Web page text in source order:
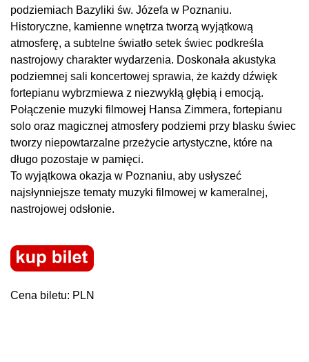
podziemiach Bazyliki św. Józefa w Poznaniu.
Historyczne, kamienne wnętrza tworzą wyjątkową
atmosferę, a subtelne światło setek świec podkreśla
nastrojowy charakter wydarzenia. Doskonała akustyka
podziemnej sali koncertowej sprawia, że każdy dźwięk
fortepianu wybrzmiewa z niezwykłą głębią i emocją.
Połączenie muzyki filmowej Hansa Zimmera, fortepianu
solo oraz magicznej atmosfery podziemi przy blasku świec
tworzy niepowtarzalne przeżycie artystyczne, które na
długo pozostaje w pamięci.
To wyjątkowa okazja w Poznaniu, aby usłyszeć
najsłynniejsze tematy muzyki filmowej w kameralnej,
nastrojowej odsłonie.
Cena biletu: PLN